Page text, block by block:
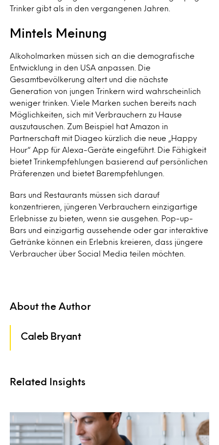
Trinker gibt als in den vergangenen Jahren.
Mintels Meinung
Alkoholmarken müssen sich an die demografische
Entwicklung in den USA anpassen. Die
Gesamtbevölkerung altert und die nächste
Generation von jungen Trinkern wird wahrscheinlich
weniger trinken. Viele Marken suchen bereits nach
Möglichkeiten, sich mit Verbrauchern zu Hause
auszutauschen. Zum Beispiel hat Amazon in
Partnerschaft mit Diageo kürzlich die neue „Happy
Hour“ App für Alexa-Geräte eingeführt. Die Fähigkeit
bietet Trinkempfehlungen basierend auf persönlichen
Präferenzen und bietet Barempfehlungen.
Bars und Restaurants müssen sich darauf
konzentrieren, jüngeren Verbrauchern einzigartige
Erlebnisse zu bieten, wenn sie ausgehen. Pop-up-
Bars und einzigartig aussehende oder gar interaktive
Getränke können ein Erlebnis kreieren, dass jüngere
Verbraucher über Social Media teilen möchten.
About the Author
Caleb Bryant
Related Insights